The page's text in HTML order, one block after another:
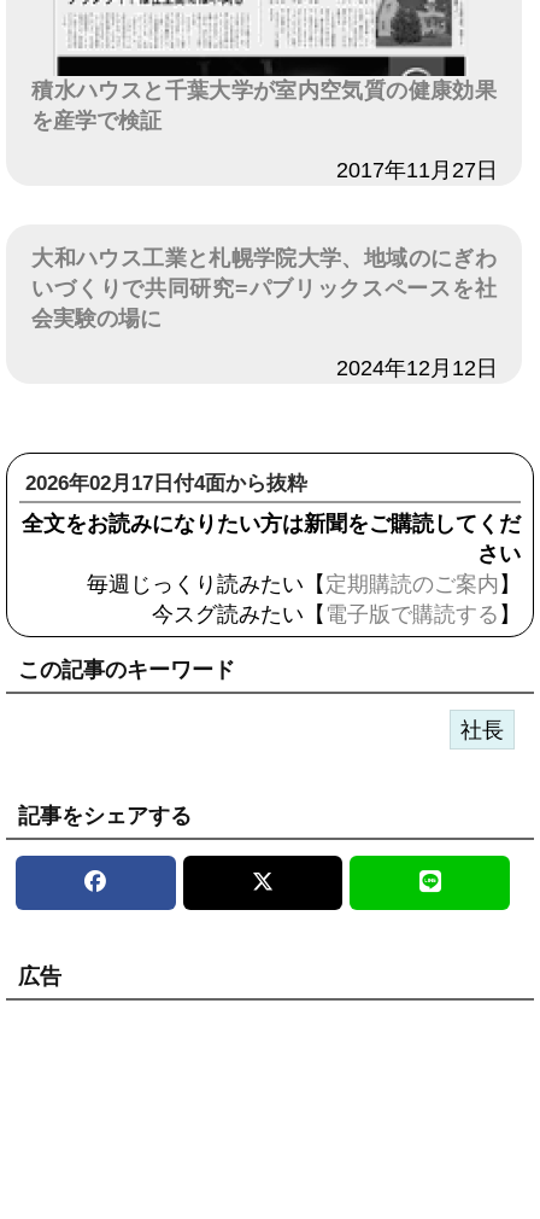
積水ハウスと千葉大学が室内空気質の健康効果
を産学で検証
2017年11月27日
大和ハウス工業と札幌学院大学、地域のにぎわ
いづくりで共同研究=パブリックスペースを社
会実験の場に
2024年12月12日
2026年02月17日付4面から抜粋
全文をお読みになりたい方は新聞をご購読してくだ
さい
毎週じっくり読みたい【 定期購読のご案内 】
今スグ読みたい【 電子版で購読する 】
この記事のキーワード
社長
記事をシェアする
広告